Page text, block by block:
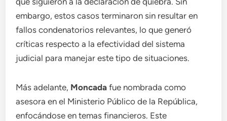
embargo, estos casos terminaron sin resultar en
fallos condenatorios relevantes, lo que generó
críticas respecto a la efectividad del sistema
judicial para manejar este tipo de situaciones.
Más adelante, Moncada fue nombrada como
asesora en el Ministerio Público de la República,
enfocándose en temas financieros. Este